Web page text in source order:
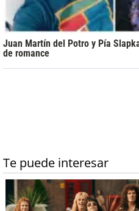
Juan Martín del Potro y Pía
de romance